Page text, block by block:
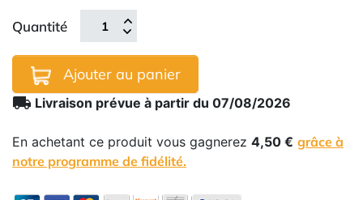
Quantité
Ajouter au panier
local_shipping Livraison prévue à partir du 07/08/2026
En achetant ce produit vous gagnerez 4,50 € grâce à
notre programme de fidélité.